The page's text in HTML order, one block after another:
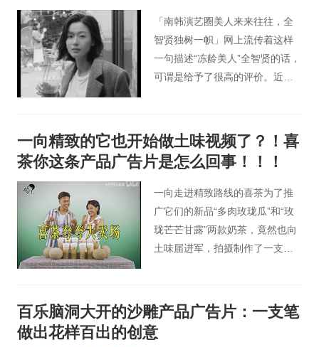
「南韩演艺圈美人来来往往，全
智贤独树一帜」网上流传着这样
一句描述“冻龄美人”全智贤的话，
可谓是给予了很高的评价。近日
颦一笑顾盼生辉，举手抬足间随
性洒脱，完美诠释了“岁月不败美
人”。
一向精致的它也开始做土味视频了？！喜
茶你这条产品广告片是怎么回事！！！
一向走进精致路线的喜茶为了推
广它们的新品“多肉玫珑瓜”和“玫
珑芒芒甘露”两款奶茶，竟然也向
土味届进军，拍摄制作了一支复
百乐脑洞大开的沙雕产品广告片：一支笔
做出花样百出的创意